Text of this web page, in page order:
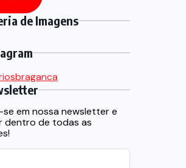
de Imagens
em nossa newsletter e
dentro de todas as